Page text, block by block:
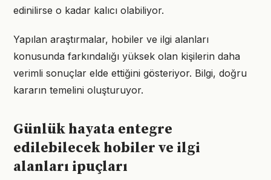
edinilirse o kadar kalıcı olabiliyor.
Yapılan araştırmalar, hobiler ve ilgi alanları
konusunda farkındalığı yüksek olan kişilerin daha
verimli sonuçlar elde ettiğini gösteriyor. Bilgi, doğru
kararın temelini oluşturuyor.
Günlük hayata entegre
edilebilecek hobiler ve ilgi
alanları ipuçları